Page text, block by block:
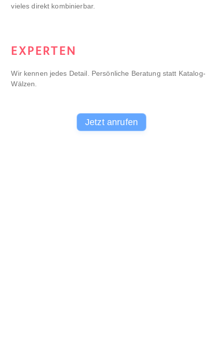
vieles direkt kombinierbar.
EXPERTEN
Wir kennen jedes Detail. Persönliche Beratung statt Katalog-
Wälzen.
Jetzt anrufen